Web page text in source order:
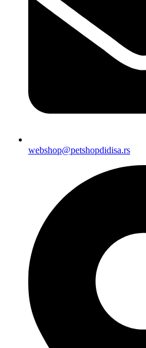
webshop@petshopdidisa.rs